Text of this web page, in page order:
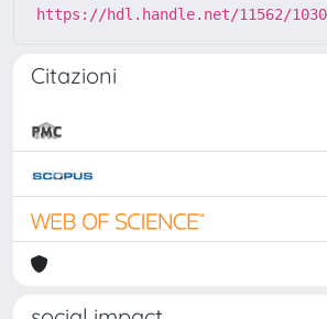
https://hdl.handle.net/11562/
Citazioni